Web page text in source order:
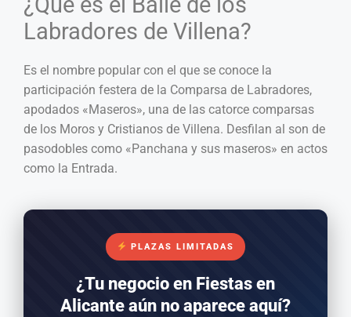
Labradores de Villena?
Es el nombre popular con el que se conoce la
participación festera de la Comparsa de Labradores,
apodados «Maseros», una de las catorce comparsas
de los Moros y Cristianos de Villena. Desfilan al son de
pasodobles como «Panchana y sus maseros» en actos
como la Entrada.
PLAZAS LIMITADAS
¿Tu negocio en Fiestas en
Alicante aún no aparece aquí?